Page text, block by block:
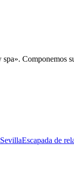
Componemos
Escapada de